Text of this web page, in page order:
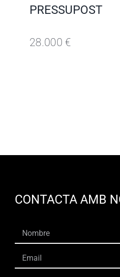
PRESSUPOST
28.000 €
CONTACTA AMB